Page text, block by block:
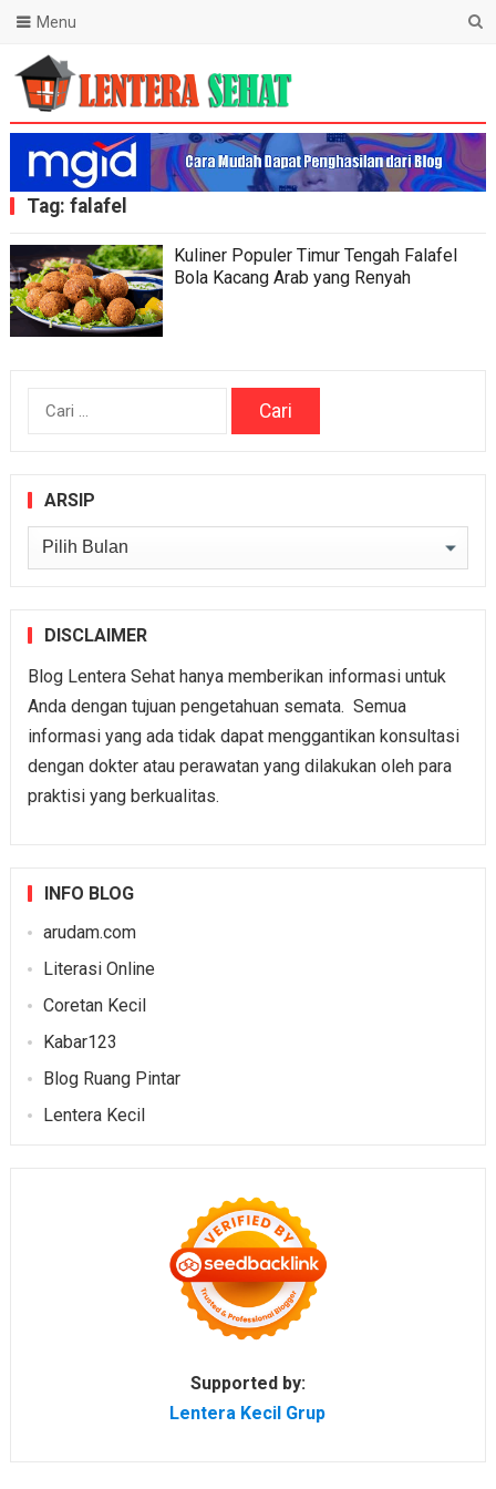
Lentera Sehat
Menu
Tag: falafel
Kuliner Populer Timur Tengah Falafel
Bola Kacang Arab yang Renyah
Cari
ARSIP
Arsip
DISCLAIMER
Blog Lentera Sehat hanya memberikan informasi untuk
Anda dengan tujuan pengetahuan semata. Semua
informasi yang ada tidak dapat menggantikan konsultasi
dengan dokter atau perawatan yang dilakukan oleh para
praktisi yang berkualitas.
INFO BLOG
arudam.com
Literasi Online
Coretan Kecil
Kabar123
Blog Ruang Pintar
Lentera Kecil
Supported by:
Lentera Kecil Grup